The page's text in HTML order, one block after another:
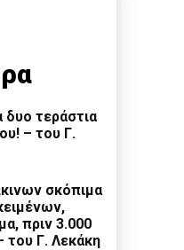
δυο τεράστια
– του Γ.
σκόπιμα
πριν 3.000
του Γ. Λεκάκη